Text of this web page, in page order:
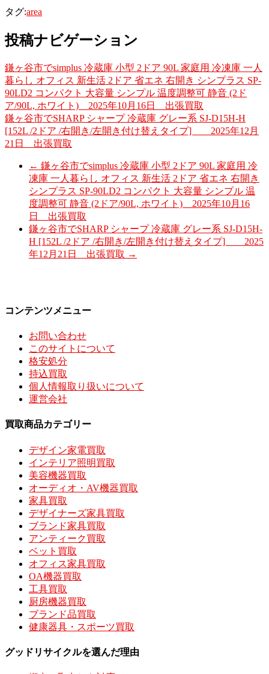
タグ:area
投稿ナビゲーション
鎌ヶ谷市でsimplus 冷蔵庫 小型 2ドア 90L 家庭用 冷凍庫 一人
暮らし オフィス 新生活 2ドア 省エネ 右開き シンプラス SP-
90LD2 コンパクト 大容量 シンプル 温度調整可 静音 (2ド
ア/90L, ホワイト) 2025年10月16日 出張買取
鎌ヶ谷市でSHARP シャープ 冷蔵庫 グレー系 SJ-D15H-H
[152L /2ドア /右開き/左開き付け替えタイプ] 2025年12月
21日 出張買取
← 鎌ヶ谷市でsimplus 冷蔵庫 小型 2ドア 90L 家庭用 冷
凍庫 一人暮らし オフィス 新生活 2ドア 省エネ 右開き
シンプラス SP-90LD2 コンパクト 大容量 シンプル 温
度調整可 静音 (2ドア/90L, ホワイト) 2025年10月16
日 出張買取
鎌ヶ谷市でSHARP シャープ 冷蔵庫 グレー系 SJ-D15H-
H [152L /2ドア /右開き/左開き付け替えタイプ] 2025
年12月21日 出張買取 →
コンテンツメニュー
お問い合わせ
このサイトについて
格安処分
持込買取
個人情報取り扱いについて
運営会社
買取商品カテゴリー
デザイン家電買取
インテリア照明買取
美容機器買取
オーディオ・AV機器買取
家具買取
デザイナーズ家具買取
ブランド家具買取
アンティーク買取
ベット買取
オフィス家具買取
OA機器買取
工具買取
厨房機器買取
ブランド品買取
健康器具・スポーツ買取
グッドリサイクルを選んだ理由